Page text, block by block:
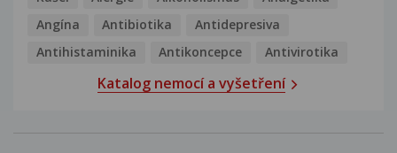
Angína
Antibiotika
Antidepresiva
Antihistaminika
Antikoncepce Antivirotika
Katalog nemocí a vyšetření